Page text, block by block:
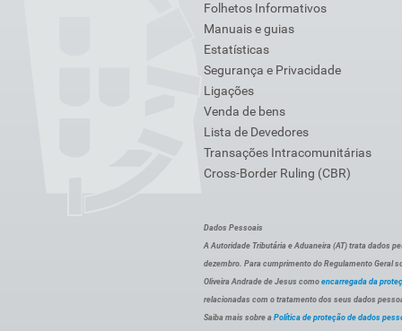
Folhetos Informativos
Manuais e guias
Estatísticas
Segurança e Privacidade
Ligações
Venda de bens
Lista de Devedores
Transações Intracomunitárias
Cross-Border Ruling (CBR)
Dados Pessoais
A Autoridade Tributária e Aduaneira (AT) trata dados
dezembro. Para cumprimento do Regulamento Geral
Oliveira Andrade de Jesus como encarregada da
relacionadas com o tratamento dos seus dados
Saiba mais sobre a Política de proteção de dados